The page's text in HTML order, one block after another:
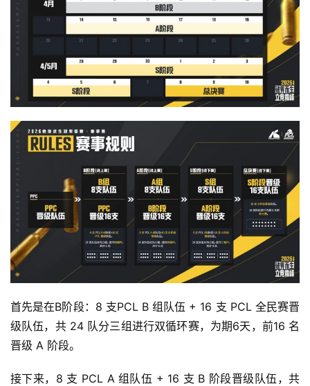
首先是在B阶段：8 支PCL B 组队伍 + 16 支 PCL 全民赛晋
级队伍，共 24 队分三组进行双循环赛，为期6天，前16 名
晋级 A 阶段。
接下来，8 支 PCL A 组队伍 + 16 支 B 阶段晋级队伍，共